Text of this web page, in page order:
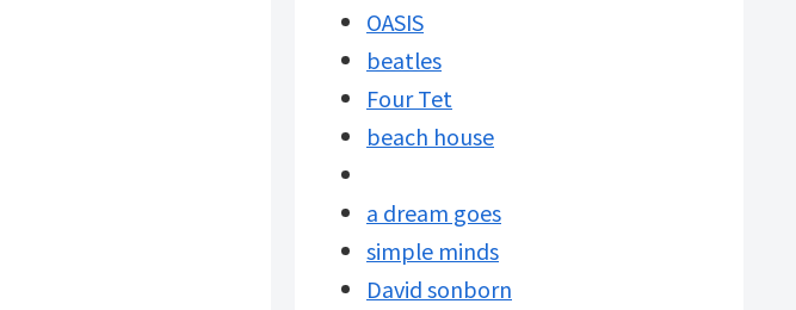
OASIS
beatles
Four Tet
beach house
a dream goes
simple minds
David sonborn